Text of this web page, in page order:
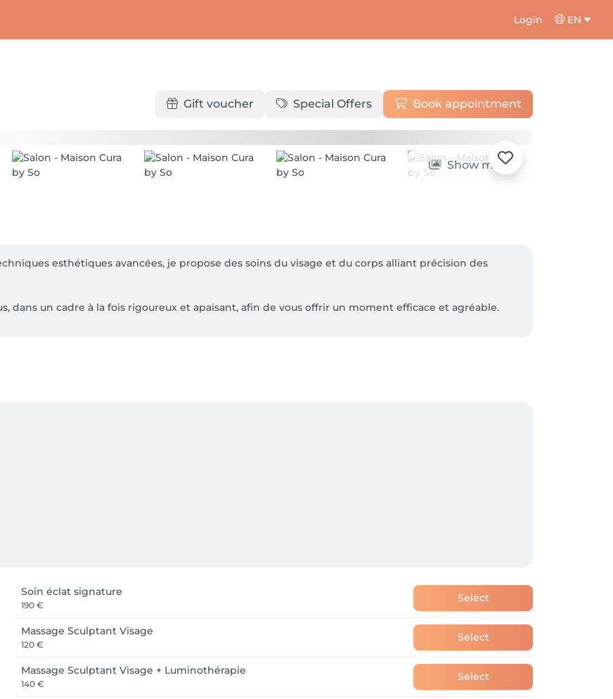
Login EN
Gift voucher Special Offers Book appointment
Show more
esthétiques avancées, je propose des soins du visage et du corps alliant précision des
dans un cadre à la fois rigoureux et apaisant, afin de vous offrir un moment efficace et agréable.
Soin éclat signature
190 €
Select
Massage Sculptant Visage
120 €
Select
Massage Sculptant Visage + Luminothérapie
140 €
Select